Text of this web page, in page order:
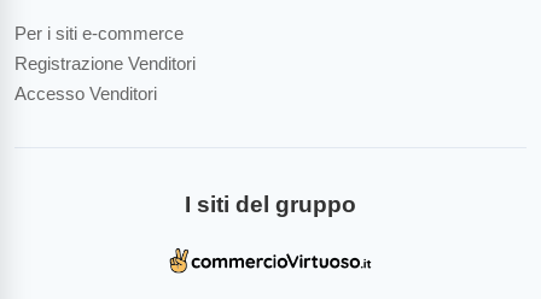
Per i siti e-commerce
Registrazione Venditori
Accesso Venditori
I siti del gruppo